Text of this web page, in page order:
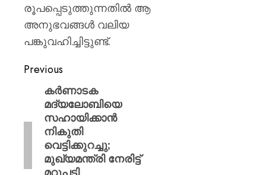
രൂപപ്പെടുത്തുന്നതിൽ ആ
അനുഭവങ്ങൾ വലിയ
പങ്കുവഹിച്ചിട്ടുണ്ട്.
Previous
കർണാടക
മദ്യലോബിയെ
സഹായിക്കാൻ
നികുതി
വെട്ടിക്കുറച്ചു;
മുഖ്യമന്ത്രി നേരിട്ട്
മറുപടി